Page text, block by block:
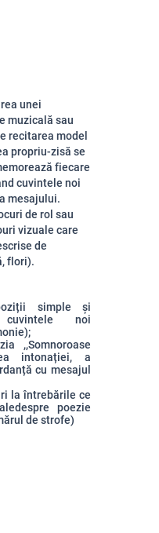
unei
muzicală sau
recitarea model
propriu-zisă se
fiecare
cuvintele noi
mesajului.
de rol sau
vizuale care
de
flori).
simple şi
cuvintele noi
,,Somnoroase
intonației, a
cu mesajul
la întrebările ce
poezie
de strofe)